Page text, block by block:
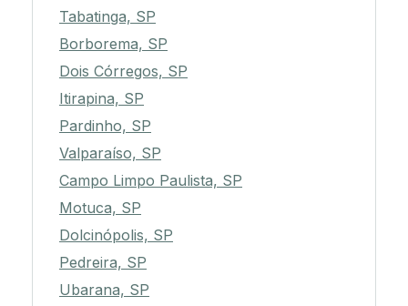
Tabatinga, SP
Borborema, SP
Dois Córregos, SP
Itirapina, SP
Pardinho, SP
Valparaíso, SP
Campo Limpo Paulista, SP
Motuca, SP
Dolcinópolis, SP
Pedreira, SP
Ubarana, SP